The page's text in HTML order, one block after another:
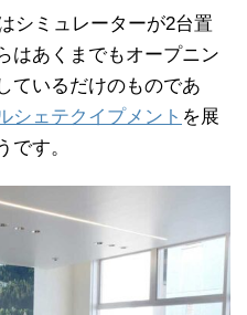
シミュレーターが2台置
はあくまでもオープニン
ているだけのものであ
シェテクイプメント を展
です。